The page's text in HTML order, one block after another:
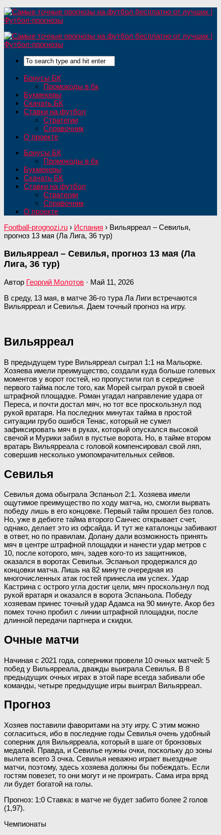
Бонусы БК
Промокоды в бк
Букмекеры
Скачать БК
Ставки на футбол
Стратегии
Справочник
О проекте
Бонусы БК
Промокоды в бк
Букмекеры
Скачать БК
Ставки на футбол
Стратегии
Справочник
О проекте
Football-prognozi.ru › Испания › Вильярреал – Севилья,
прогноз 13 мая (Ла Лига, 36 тур)
Вильярреал – Севилья, прогноз 13 мая (Ла
Лига, 36 тур)
Автор Георгий Молотов · Май 11, 2026
В среду, 13 мая, в матче 36-го тура Ла Лиги встречаются
Вильярреал и Севилья. Даем точный прогноз на игру.
Вильярреал
В предыдущем туре Вильярреал сыграл 1:1 на Мальорке.
Хозяева имели преимущество, создали куда больше голевых
моментов у ворот гостей, но пропустили гол в середине
первого тайма после того, как Морей сыграл рукой в своей
штрафной площадке. Роман угадал направление удара от
Переса, и почти достал мяч, но тот все проскользнул под
рукой вратаря. На последних минутах тайма в простой
ситуации грубо ошибся Тенас, который не сумел
зафиксировать мяч в руках, который опускался высокой
свечой и Мурики забил в пустые ворота. Но, в тайме втором
вратарь Вильярреала с головой компенсировал свой ляп,
совершив несколько умопомрачительных сейвов.
Севилья
Севилья дома обыграла Эспаньол 2:1. Хозяева имели
ощутимое преимущество по ходу матча, но, смогли вырвать
победу лишь в его концовке. Первый тайм прошел без голов.
Но, уже в дебюте тайма второго Санчес открывает счет,
однако, делает это из офсайда. И тут же каталонцы забивают
в ответ, но по правилам. Долану дали возможность принять
мяч в центре штрафной площадки и нанести удар метров с
10, после которого, мяч, задев кого-то из защитников,
оказался в воротах Севильи. Эспаньол продержался до
концовки матча. Лишь на 82 минуте очередная из
многочисленных атак гостей принесла им успех. Удар
Кастрина с острого угла достиг цели, мяч проскользнул под
рукой вратаря и оказался в ворота Эспаньола. Победу
хозяевам принес точный удар Адамса на 90 минуте. Акор без
помех точно пробил с линии штрафной площадки, после
длинной передачи партнера и скидки.
Очные матчи
Начиная с 2021 года, соперники провели 10 очных матчей: 5
побед у Вильярреала, дважды выиграла Севилья. В 8
предыдущих очных играх в этой паре всегда забивали обе
команды, четыре предыдущие игры выиграл Вильярреал.
Прогноз
Хозяев поставили фаворитами на эту игру. С этим можно
согласиться, ибо в последние годы Севилья очень удобный
соперник для Вильярреала, который в шаге от бронзовых
медалей. Правда, и Севилье нужны очки, поскольку до зоны
вылета всего 3 очка. Севилья неважно играет выездные
матчи, поэтому, здесь хозяева должны бы побеждать. Если
гостям повезет, то они могут и не проиграть. Сама игра вряд
ли будет богатой на голы.
Прогноз: 1:0 Ставка: в матче не будет забито более 2 голов
(1,97).
Чемпионаты